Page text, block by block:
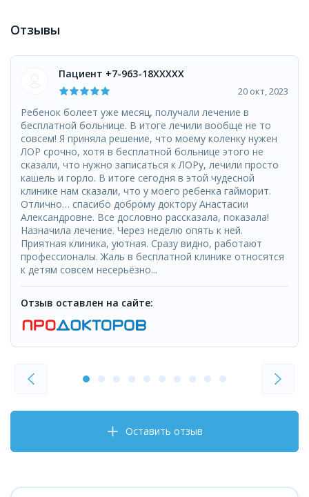
Отзывы
Пациент +7-963-18XXXXX
20 окт, 2023
Ребенок болеет уже месяц, получали лечение в
бесплатной больнице. В итоге лечили вообще не то
совсем! Я приняла решение, что моему коленку нужен
ЛОР срочно, хотя в бесплатной больнице этого не
сказали, что нужно записаться к ЛОРу, лечили просто
кашель и горло. В итоге сегодня в этой чудесной
клинике нам сказали, что у моего ребенка гайморит.
Отлично… спасибо доброму доктору Анастасии
Александровне. Все дословно рассказала, показала!
Назначила лечение. Через неделю опять к ней.
Приятная клиника, уютная. Сразу видно, работают
профессионалы. Жаль в бесплатной клинике относятся
к детям совсем несерьёзно...
Отзыв оставлен на сайте:
Оставить отзыв